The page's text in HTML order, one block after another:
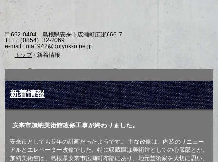
〒692-0404 島根県安来市広瀬町広瀬666-7
TEL. （0854）32-2069
e-mail : ota1942@dojyokko.ne.jp
トップ› 新着情報
新着情報
安来市加納美術館改修工事が終わりました。
安来市としても長年の計画だったようです。 主な改修は、内装のリニュー
アルとエレベーター改修でした。特に収蔵庫は美術館としての心臓部とか。
加納美術館は、島根県安来市広瀬町布部にあり、地元芸術家を大切に思い、